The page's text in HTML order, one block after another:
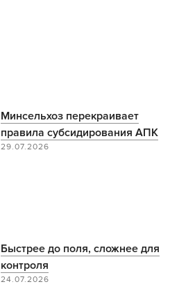
Минсельхоз перекраивает
правила субсидирования АПК
29.07.2026
Быстрее до поля, сложнее для
контроля
24.07.2026